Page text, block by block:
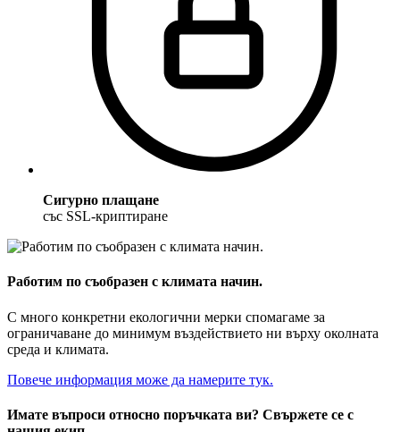
Сигурно плащане
със SSL-криптиране
Работим по съобразен с климата начин.
С много конкретни екологични мерки спомагаме за
ограничаване до минимум въздействието ни върху околната
среда и климата.
Повече информация може да намерите тук.
Имате въпроси относно поръчката ви? Свържете се с